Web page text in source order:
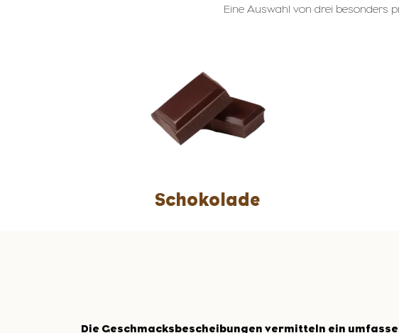
Eine Auswahl von drei besonders
Schokolade
Die Geschmacksbescheibungen vermitteln ein